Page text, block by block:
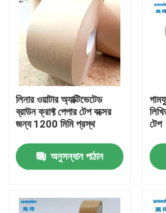
লিনার ওয়াটার অ্যাক্টিভেটেড
ব্রাউন ক্রাফ্ট পেপার টেপ বক্সের
জন্য 1200 মিমি প্রস্থ
অনুসন্ধান পাঠান
টেপ